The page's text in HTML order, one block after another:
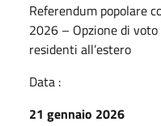
Referendum popolare
2026 – Opzione di
residenti all’estero
Data :
21 gennaio 2026